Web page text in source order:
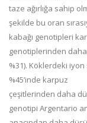
taze ağırlığa sahip
şekilde bu oran
kabağı genotipleri
genotiplerinden
%31). Köklerdeki iyon
%45’inde karpuz
çeşitlerinden daha
genotipi Argentario